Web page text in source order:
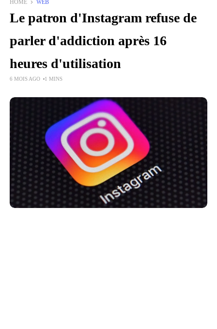
HOME WEB
Le patron d'Instagram refuse de
parler d'addiction après 16
heures d'utilisation
6 MOIS AGO 1 MINS